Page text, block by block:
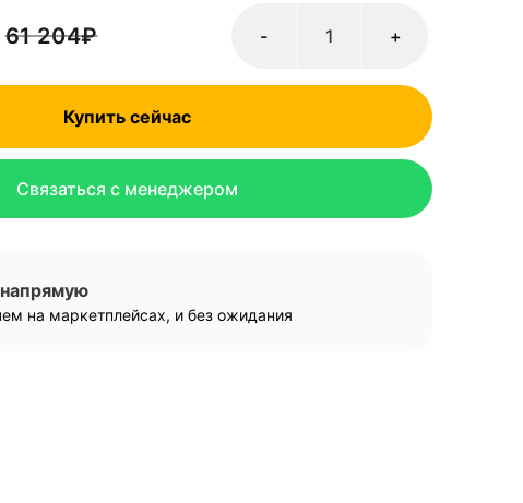
61 204₽ +
-
Купить сейчас
Связаться с менеджером
на маркетплейсах, и без ожидания